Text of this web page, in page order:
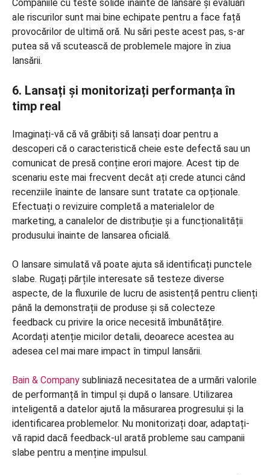
Companiile cu teste solide înainte de lansare și evaluări
ale riscurilor sunt mai bine echipate pentru a face față
provocărilor de ultimă oră. Nu sări peste acest pas, s-ar
putea să vă scutească de problemele majore în ziua
lansării.
6. Lansați și monitorizați performanța în
timp real
Imaginați-vă că vă grăbiți să lansați doar pentru a
descoperi că o caracteristică cheie este defectă sau un
comunicat de presă conține erori majore. Acest tip de
scenariu este mai frecvent decât ați crede atunci când
recenziile înainte de lansare sunt tratate ca opționale.
Efectuați o revizuire completă a materialelor de
marketing, a canalelor de distribuție și a funcționalității
produsului înainte de lansarea oficială.
O lansare simulată vă poate ajuta să identificați punctele
slabe. Rugați părțile interesate să testeze diverse
aspecte, de la fluxurile de lucru de asistență pentru clienți
până la demonstrații de produse și să colecteze
feedback cu privire la orice necesită îmbunătățire.
Acordați atenție micilor detalii, deoarece acestea au
adesea cel mai mare impact în timpul lansării.
Bain & Company subliniază necesitatea de a urmări valorile
de performanță în timpul și după o lansare. Utilizarea
inteligentă a datelor ajută la măsurarea progresului și la
identificarea problemelor. Nu monitorizați doar, adaptați-
vă rapid dacă feedback-ul arată probleme sau campanii
slabe pentru a menține impulsul.